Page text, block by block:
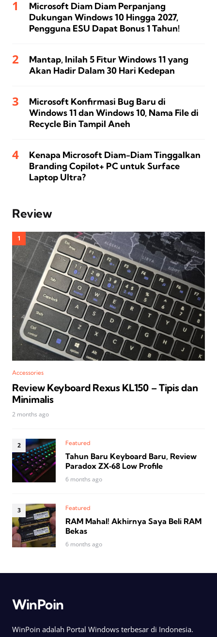
Microsoft Diam Diam Perpanjang
Dukungan Windows 10 Hingga 2027,
Pengguna ESU Dapat Bonus 1 Tahun!
Mantap, Inilah 5 Fitur Windows 11 yang
Akan Hadir Dalam 30 Hari Kedepan
Microsoft Konfirmasi Bug Baru di
Windows 11 dan Windows 10, Nama File di
Recycle Bin Tampil Aneh
Kenapa Microsoft Diam-Diam Tinggalkan
Branding Copilot+ PC untuk Surface
Laptop Ultra?
Review
Accessories
Review Keyboard Rexus KL150 – Tipis dan
Minimalis
2 months ago
Featured
Tahun Baru Keyboard Baru, Review
Paradox ZX‑68 Low Profile
6 months ago
Featured
RAM Mahal! Akhirnya Saya Beli RAM
Bekas
6 months ago
WinPoin
WinPoin adalah Portal Windows terbesar di Indonesia.